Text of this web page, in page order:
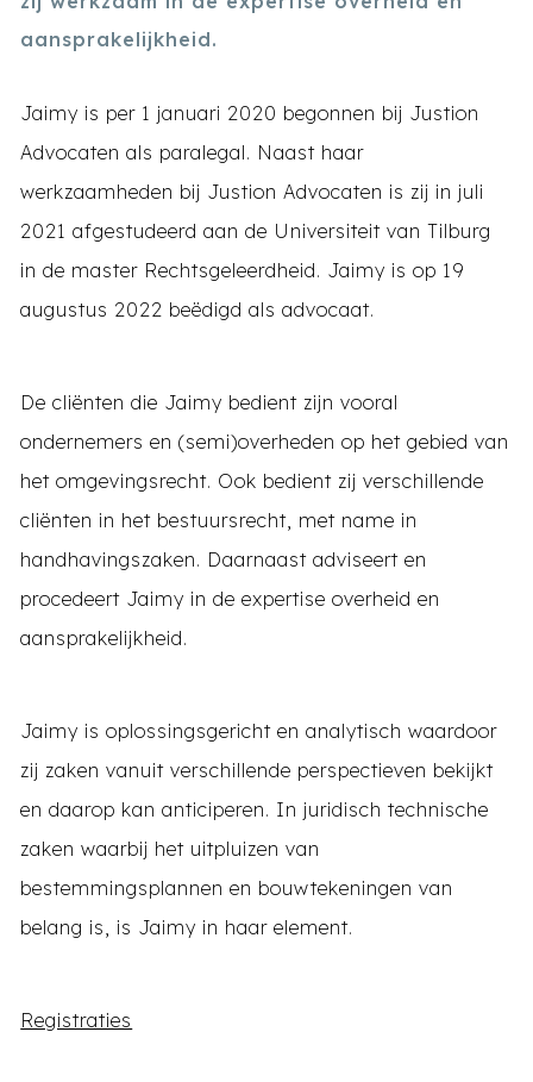
aansprakelijkheid.
Jaimy is per 1 januari 2020 begonnen bij Justion
Advocaten als paralegal. Naast haar
werkzaamheden bij Justion Advocaten is zij in juli
2021 afgestudeerd aan de Universiteit van Tilburg
in de master Rechtsgeleerdheid. Jaimy is op 19
augustus 2022 beëdigd als advocaat.
De cliënten die Jaimy bedient zijn vooral
ondernemers en (semi)overheden op het gebied van
het omgevingsrecht. Ook bedient zij verschillende
cliënten in het bestuursrecht, met name in
handhavingszaken. Daarnaast adviseert en
procedeert Jaimy in de expertise overheid en
aansprakelijkheid.
Jaimy is oplossingsgericht en analytisch waardoor
zij zaken vanuit verschillende perspectieven bekijkt
en daarop kan anticiperen. In juridisch technische
zaken waarbij het uitpluizen van
bestemmingsplannen en bouwtekeningen van
belang is, is Jaimy in haar element.
Registraties